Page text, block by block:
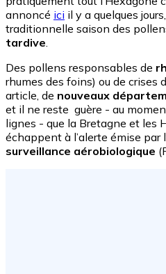
annoncé ici il y a quelques
traditionnelle saison des
tardive.
Des pollens responsables de
rhumes des foins) ou de crises
article, de nouveaux
et il ne reste guère - au
lignes - que la Bretagne et les
échappent à l’alerte émise par
surveillance aérobiologique